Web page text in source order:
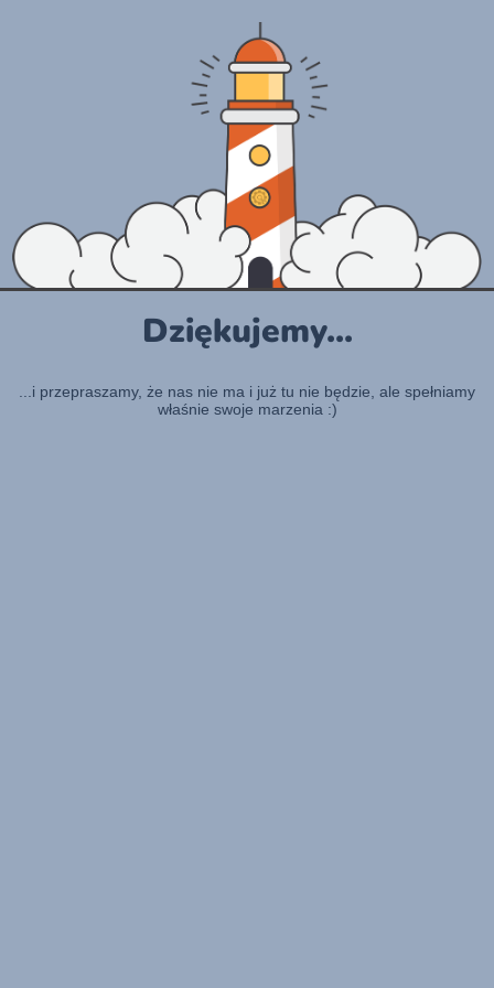
Dziękujemy...
...i przepraszamy, że nas nie ma i już tu nie będzie, ale spełniamy
właśnie swoje marzenia :)